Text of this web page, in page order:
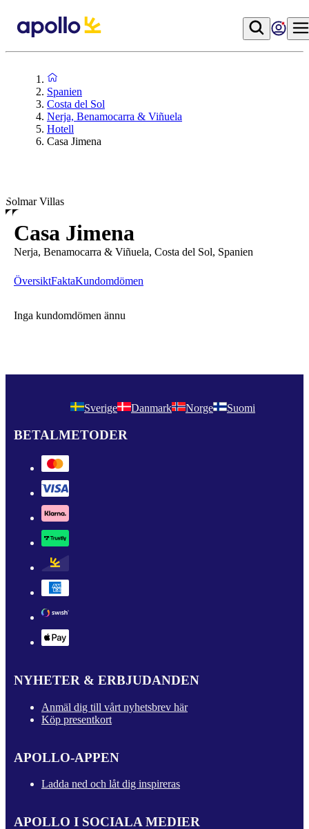
Spanien
Costa del Sol
Nerja, Benamocarra & Viñuela
Hotell
Casa Jimena
Solmar Villas
Casa Jimena
Nerja, Benamocarra & Viñuela, Costa del Sol, Spanien
ÖversiktFaktaKundomdömen
Inga kundomdömen ännu
Sverige Danmark Norge Suomi
BETALMETODER
NYHETER & ERBJUDANDEN
Anmäl dig till vårt nyhetsbrev här
Köp presentkort
APOLLO-APPEN
Ladda ned och låt dig inspireras
APOLLO I SOCIALA MEDIER